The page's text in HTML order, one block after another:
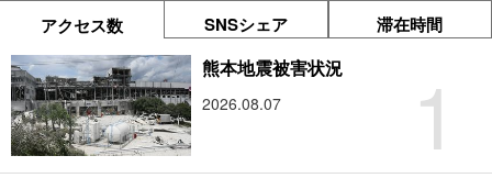
アクセス数 SNSシェア 滞在時間
1
熊本地震被害状況
2026.08.07